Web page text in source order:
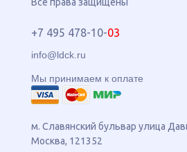
+7 495 478-10-03
info@ldck.ru
Мы принимаем к оплате
м. Славянский бульвар улица
Москва, 121352